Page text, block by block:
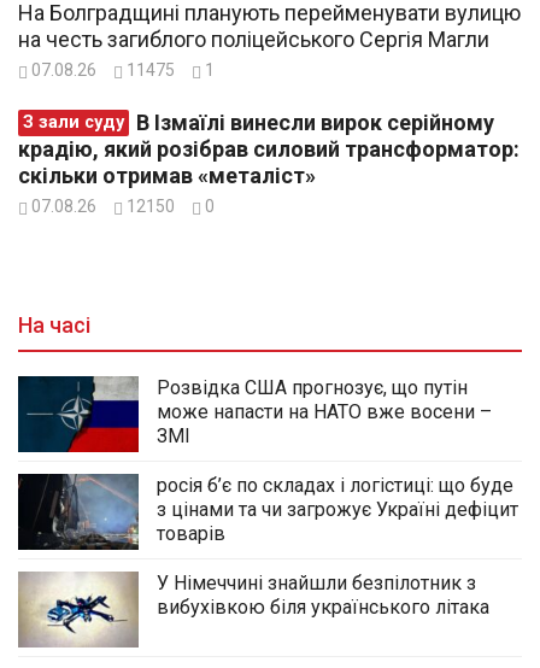
На Болградщині планують перейменувати вулицю
на честь загиблого поліцейського Сергія Магли
07.08.26 11475 1
З зали суду
крадію, який розібрав силовий трансформатор:
скільки отримав «металіст»
07.08.26 12150 0
На часі
Розвідка США прогнозує, що путін
може напасти на НАТО вже восени –
ЗМІ
росія б’є по складах і логістиці: що буде
з цінами та чи загрожує Україні дефіцит
товарів
У Німеччині знайшли безпілотник з
вибухівкою біля українського літака